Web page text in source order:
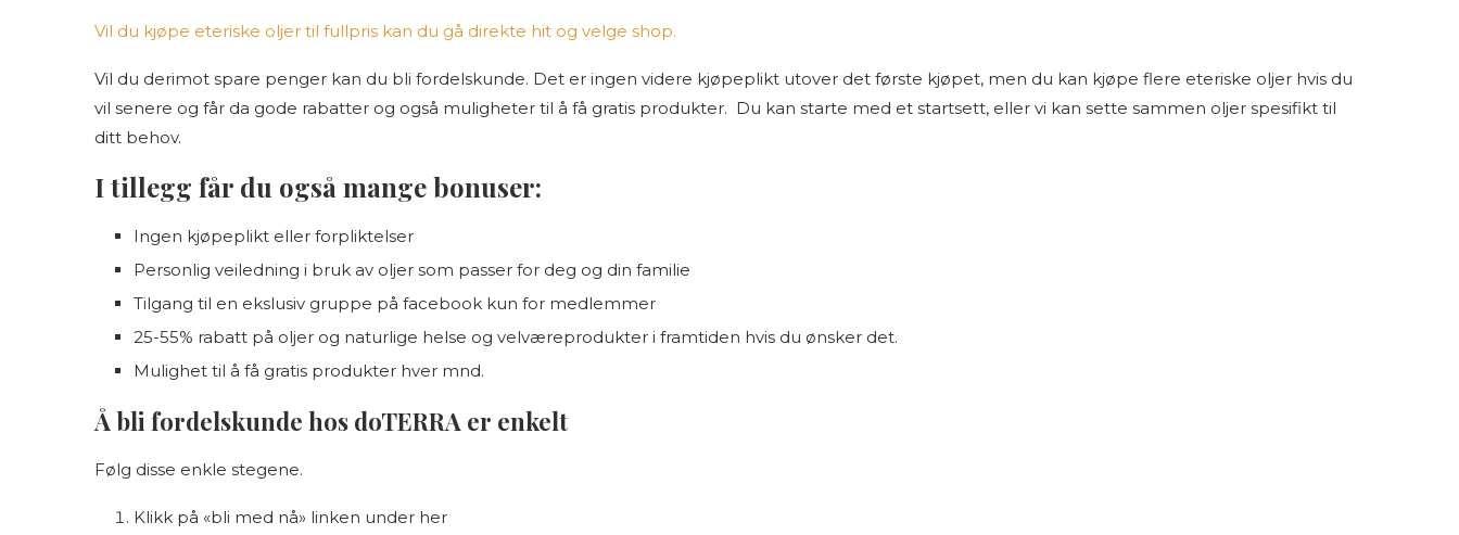
Vil du kjøpe eteriske oljer til fullpris kan du gå direkte hit og velge shop.
Vil du derimot spare penger kan du bli fordelskunde. Det er ingen videre kjøpeplikt utover det første kjøpet, men du kan kjøpe flere eteriske oljer hvis du
vil senere og får da gode rabatter og også muligheter til å få gratis produkter. Du kan starte med et startsett, eller vi kan sette sammen oljer spesifikt til
ditt behov.
I tillegg får du også mange bonuser:
Ingen kjøpeplikt eller forpliktelser
Personlig veiledning i bruk av oljer som passer for deg og din familie
Tilgang til en ekslusiv gruppe på facebook kun for medlemmer
25-55% rabatt på oljer og naturlige helse og velværeprodukter i framtiden hvis du ønsker det.
Mulighet til å få gratis produkter hver mnd.
Å bli fordelskunde hos doTERRA er enkelt
Følg disse enkle stegene.
Klikk på «bli med nå» linken under her